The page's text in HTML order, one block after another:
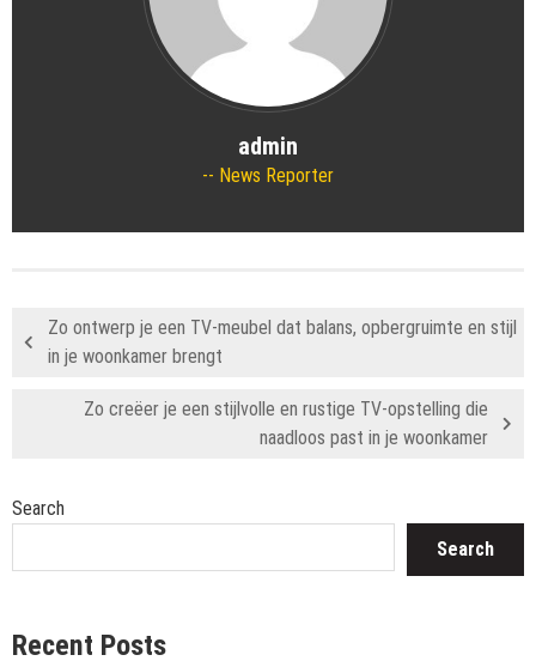
admin
News Reporter
Zo ontwerp je een TV-meubel dat balans, opbergruimte en stijl
in je woonkamer brengt
Zo creëer je een stijlvolle en rustige TV-opstelling die
naadloos past in je woonkamer
Search
Search
Recent Posts